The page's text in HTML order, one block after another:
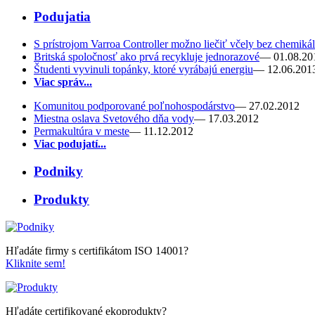
Podujatia
S prístrojom Varroa Controller možno liečiť včely bez
Britská spoločnosť ako prvá recykluje jednorazové—
Študenti vyvinuli topánky, ktoré vyrábajú energiu—
Viac správ...
Komunitou podporované poľnohospodárstvo— 27.02.2012
Miestna oslava Svetového dňa vody— 17.03.2012
Permakultúra v meste— 11.12.2012
Viac podujatí...
Podniky
Produkty
Hľadáte firmy s certifikátom ISO 14001?
Kliknite sem!
Hľadáte certifikované ekoprodukty?